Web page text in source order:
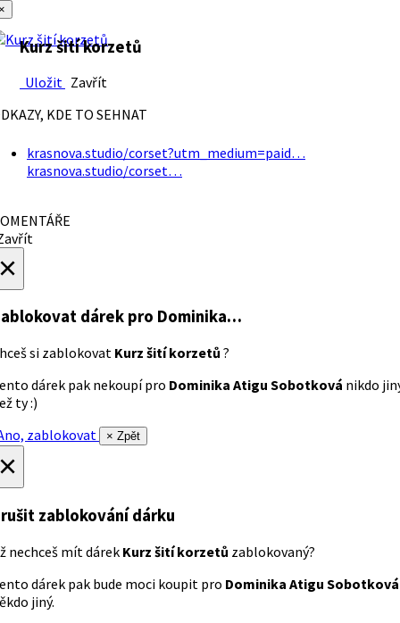
Kurz šití korzetů
Uložit Zavřít
KDE TO SEHNAT
krasnova.studio/corset?utm_medium=paid…
krasnova.studio/corset…
dárek pro Dominika…
si zablokovat Kurz šití korzetů ?
dárek pak nekoupí pro Dominika Atigu Sobotková nikdo
ty :)
zablokovat
× Zpět
zablokování dárku
nechceš mít dárek Kurz šití korzetů zablokovaný?
dárek pak bude moci koupit pro Dominika Atigu Sobotková
jiný.